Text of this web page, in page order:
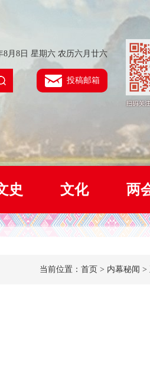
8月8日 星期六 农历六月廿六
投稿邮箱
史 文化 两
当前位置：首页 > 内幕秘闻 >